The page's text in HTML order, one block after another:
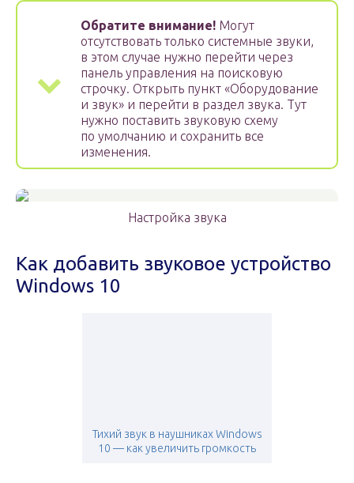
Обратите внимание! Могут
отсутствовать только системные звуки,
в этом случае нужно перейти через
панель управления на поисковую
строчку. Открыть пункт «Оборудование
и звук» и перейти в раздел звука. Тут
нужно поставить звуковую схему
по умолчанию и сохранить все
изменения.
Настройка звука
Как добавить звуковое устройство
Windows 10
Тихий звук в наушниках Windows
10 — как увеличить громкость